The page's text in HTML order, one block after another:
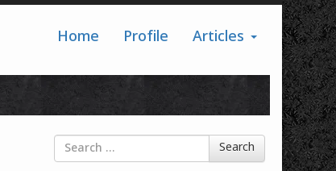
Home Profile Articles
Search for Search